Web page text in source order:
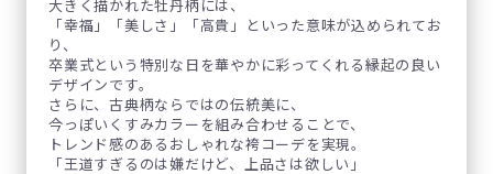
大きく描かれた牡丹柄には、
「幸福」「美しさ」「高貴」といった意味が込められてお
り、
卒業式という特別な日を華やかに彩ってくれる縁起の良い
デザインです。
さらに、古典柄ならではの伝統美に、
今っぽいくすみカラーを組み合わせることで、
トレンド感のあるおしゃれな袴コーデを実現。
「王道すぎるのは嫌だけど、上品さは欲しい」